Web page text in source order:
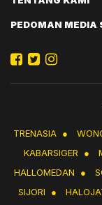
PEDOMAN MEDIA
TRENASIA ●
KABARSIGER
●
HALLOMEDAN
●
SIJORI
●